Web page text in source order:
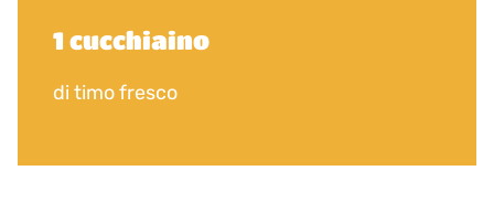
1 cucchiaino
di timo fresco